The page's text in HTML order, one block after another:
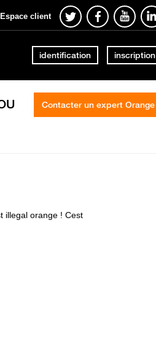
Espace client
identification inscription
Contacter un expert Orange
illegal orange ! Cest